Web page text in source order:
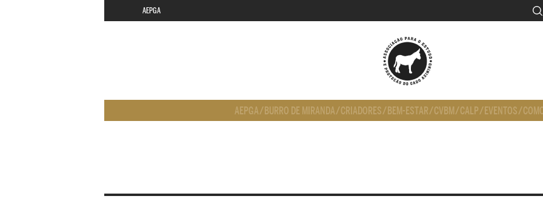
AEPGA
AEPGA/ BURRO DE MIRANDA/CRIADORES/ BEM-ESTAR/CVBM/CALP/ EVENTOS/